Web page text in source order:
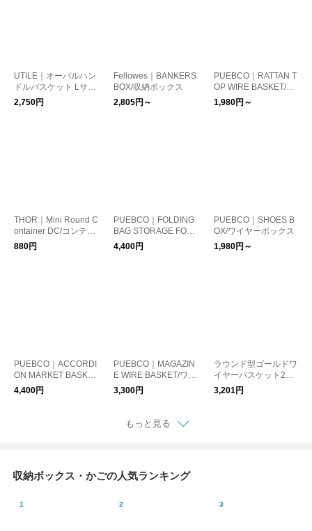
UTILE｜オーバルハン
ドルバスケット Lサイ
ズ ブラウン
2,750円
Fellowes｜BANKERS
BOX/収納ボックス
2,805円～
PUEBCO｜RATTAN T
OP WIRE BASKET/ワ
イヤーバスケット ラ
タン
1,980円～
THOR｜Mini Round C
ontainer DC/コンテナ
収納 小物入れ
880円
PUEBCO｜FOLDING
BAG STORAGE FOR
CAFE/カバン置き 荷
物置き
4,400円
PUEBCO｜SHOES B
OX/ワイヤーボックス
1,980円～
PUEBCO｜ACCORDI
ON MARKET BASKE
T/バスケット マーケッ
トバッグ マルシェバ
4,400円
PUEBCO｜MAGAZIN
E WIRE BASKET/ワイ
ヤーバスケット
3,300円
ラウンド型ゴールドワ
イヤーバスケット2レ
イヤー/スタンドバス
ケット
3,201円
もっと見る
収納ボックス・かごの人気ランキング